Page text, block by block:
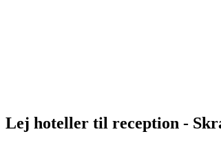
Lej hoteller til reception -